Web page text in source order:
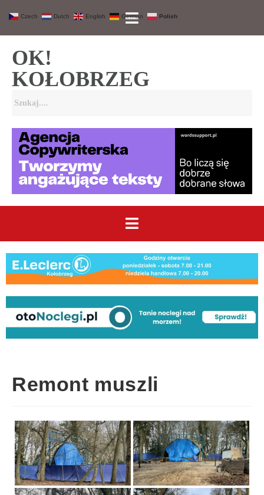
OK!
KOŁOBRZEG
Remont muszli
Czech Dutch English German Polish